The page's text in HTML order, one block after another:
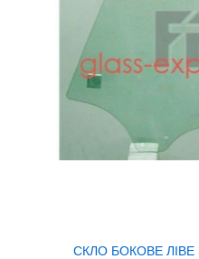
СКЛО БОКОВЕ ЛІВЕ